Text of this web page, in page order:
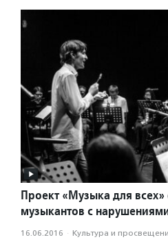
Проект «Музыка для
музыкантов с
16.06.2016 · Культура и